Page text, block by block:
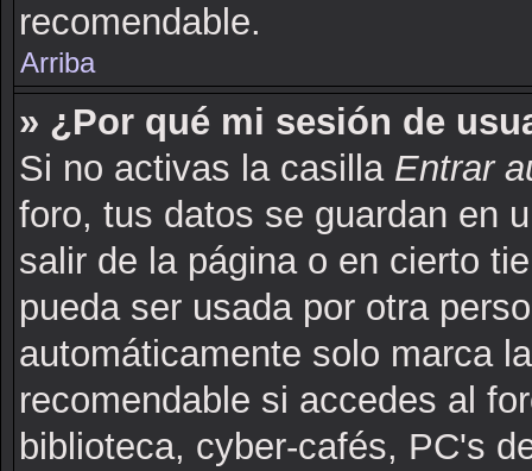
recomendable.
Arriba
» ¿Por qué mi sesión de
Si no activas la casilla Entrar
foro, tus datos se guardan en
salir de la página o en cierto
pueda ser usada por otra
automáticamente solo marca
recomendable si accedes al
biblioteca, cyber-cafés, PC's